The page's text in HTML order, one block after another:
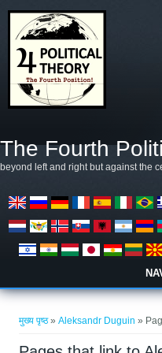
The Fourth
beyond left and right but against the
मुख्य पृष्ठ»Aleksandr Duguin»